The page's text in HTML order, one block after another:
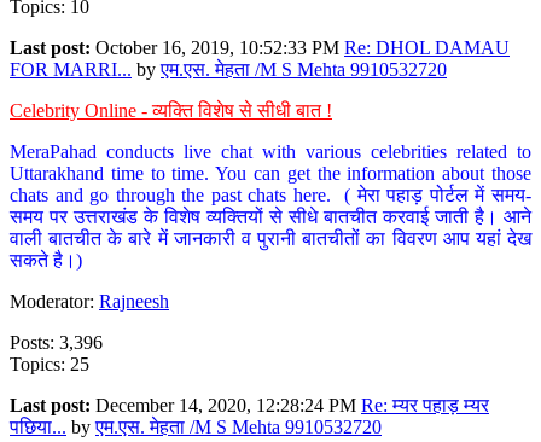
Topics: 10
Last post: October 16, 2019, 10:52:33 PM Re: DHOL DAMAU
FOR MARRI... byएम.एस. मेहता /M S Mehta 9910532720
Celebrity Online - व्यक्ति विशेष से सीधी बात !
MeraPahad conducts live chat with various celebrities related to
Uttarakhand time to time. You can get the information about those
chats and go through the past chats here. ( मेरा पहाड़ पोर्टल में समय-
समय पर उत्तराखंड के विशेष व्यक्तियों से सीधे बातचीत करवाई जाती है। आने
वाली बातचीत के बारे में जानकारी व पुरानी बातचीतों का विवरण आप यहां देख
सकते है।)
Moderator: Rajneesh
Posts: 3,396
Topics: 25
Last post: December 14, 2020, 12:28:24 PM Re: म्यर पहाड़ म्यर
पछिया... byएम.एस. मेहता /M S Mehta 9910532720